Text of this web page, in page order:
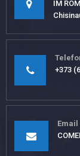
IM
+373
Email